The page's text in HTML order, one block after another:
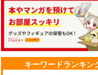
1,257円（税込）
アベンチュリン
サンプル
作品詳細
キーワードランキ